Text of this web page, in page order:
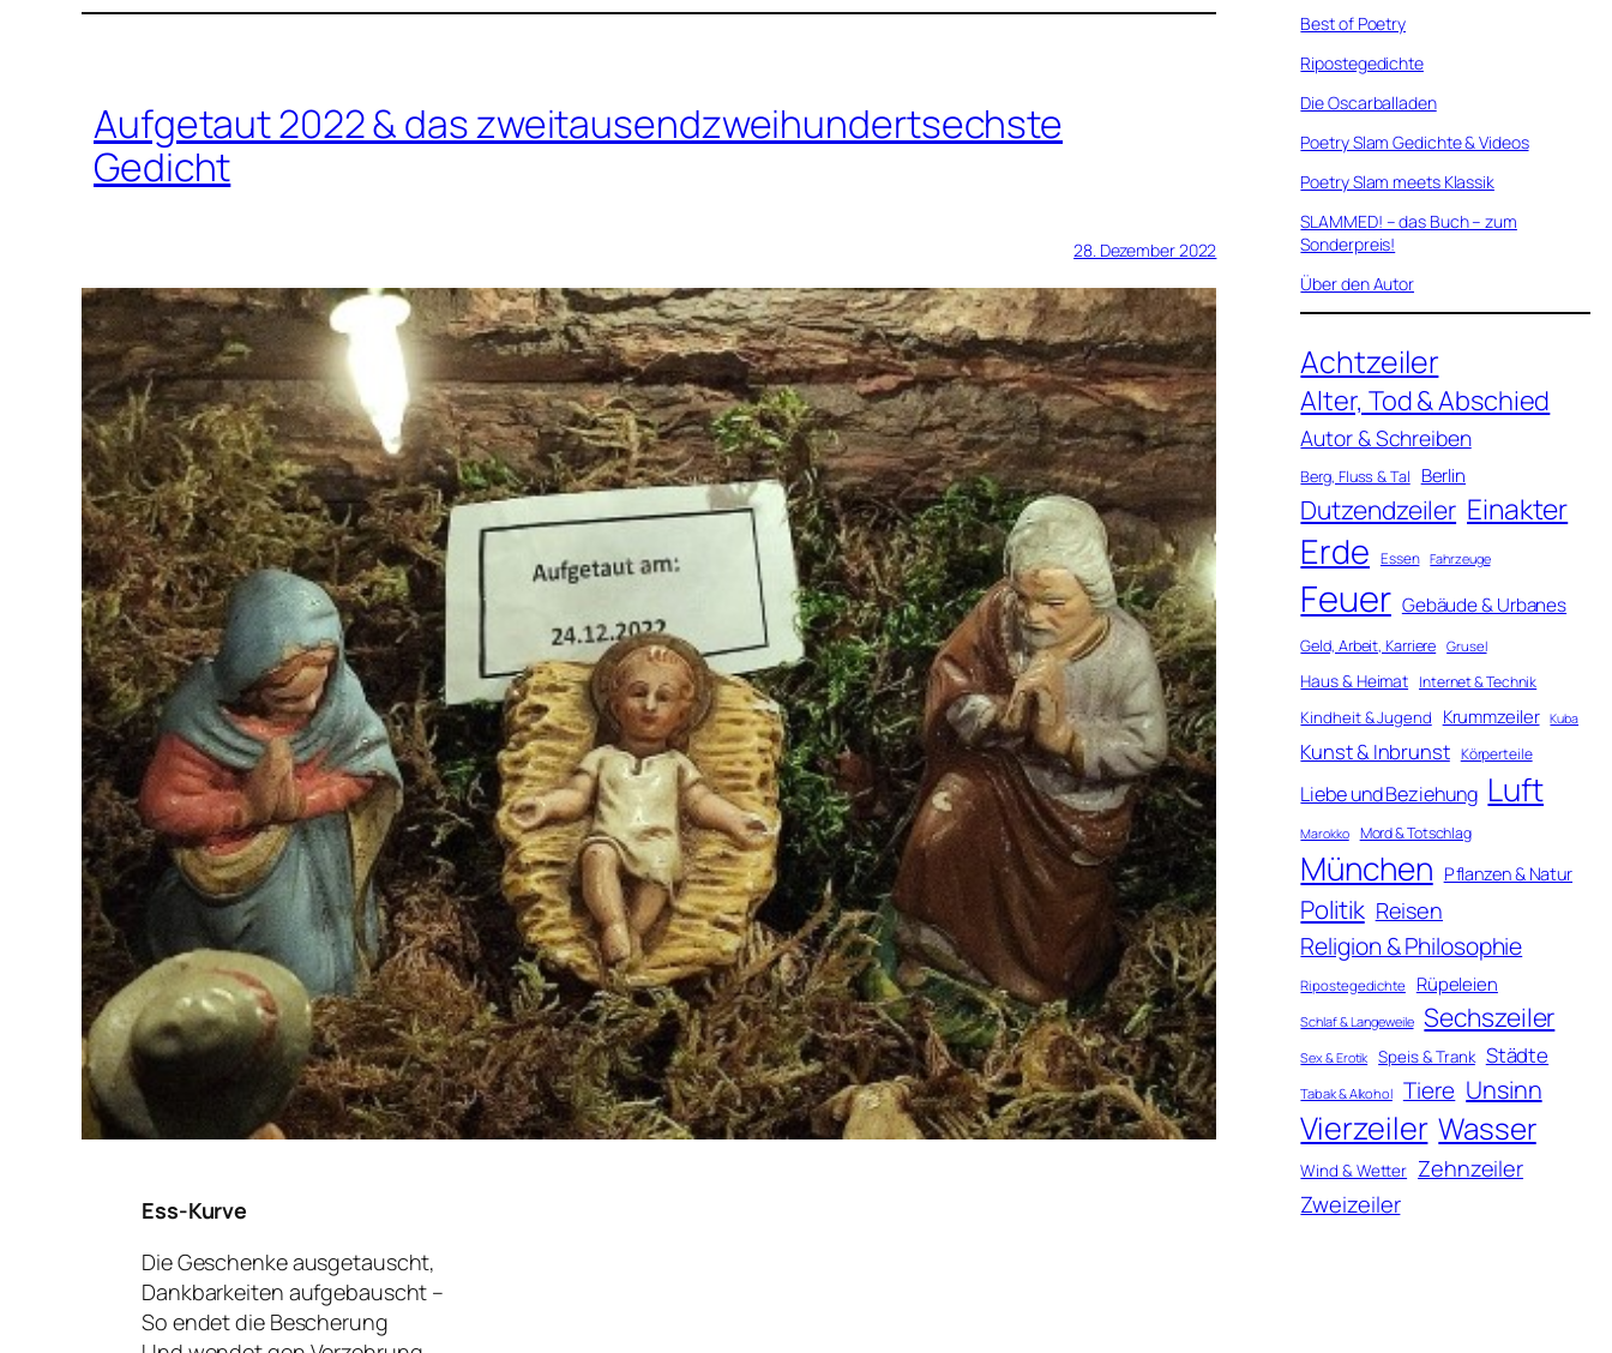
Aufgetaut 2022 & das zweitausendzweihundertsechste
Gedicht
28. Dezember 2022
Ess-Kurve
Die Geschenke ausgetauscht,
Dankbarkeiten aufgebauscht –
So endet die Bescherung
Best of Poetry
Ripostegedichte
Die Oscarballaden
Poetry Slam Gedichte & Videos
Poetry Slam meets Klassik
SLAMMED! – das Buch – zum
Sonderpreis!
Über den Autor
Achtzeiler
Alter, Tod & Abschied
Autor & Schreiben
Berg, Fluss & Tal Berlin
Dutzendzeiler Einakter
Erde Essen Fahrzeuge
Feuer Gebäude & Urbanes
Geld, Arbeit, Karriere Grusel
Haus & Heimat Internet & Technik
Kindheit & Jugend Krummzeiler Kuba
Kunst & Inbrunst Körperteile
Liebe und Beziehung Luft
Marokko Mord & Totschlag
München Pflanzen & Natur
Politik Reisen
Religion & Philosophie
Ripostegedichte Rüpeleien
Schlaf & Langeweile Sechszeiler
Sex & Erotik Speis & Trank Städte
Tabak & Alkohol Tiere Unsinn
Vierzeiler Wasser
Wind & Wetter Zehnzeiler
Zweizeiler